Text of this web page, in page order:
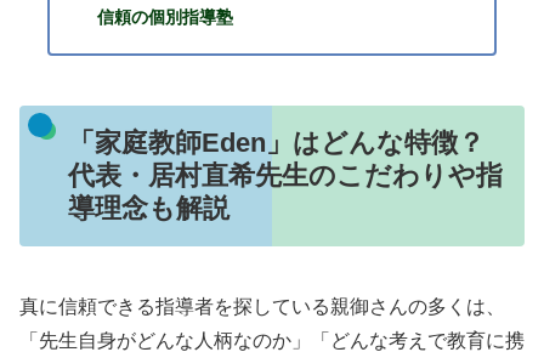
信頼の個別指導塾
「家庭教師Eden」はどんな特徴？
代表・居村直希先生のこだわりや指
導理念も解説
真に信頼できる指導者を探している親御さんの多くは、
「先生自身がどんな人柄なのか」「どんな考えで教育に携